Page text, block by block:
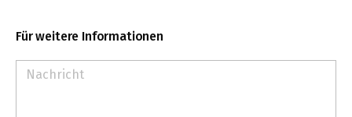
Für weitere Informationen